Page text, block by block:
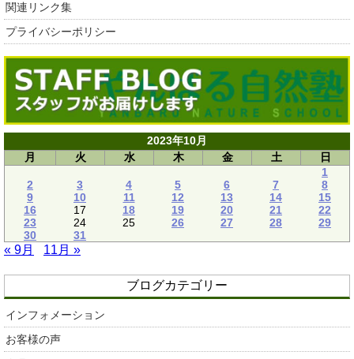
関連リンク集
プライバシーポリシー
2023年10月
月
火 水 木 金 土
日
1
2
3 4 5 6 7
8
9
10 11 12 13 14
15
16
17 18 19 20 21
22
23
24 25 26 27 28
29
30
31
« 9月 11月 »
ブログカテゴリー
インフォメーション
お客様の声